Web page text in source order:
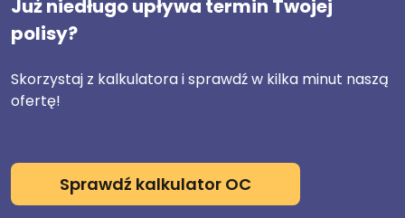
Już niedługo upływa termin Twojej
polisy?
Skorzystaj z kalkulatora i sprawdź w kilka minut naszą
ofertę!
Sprawdź kalkulator OC